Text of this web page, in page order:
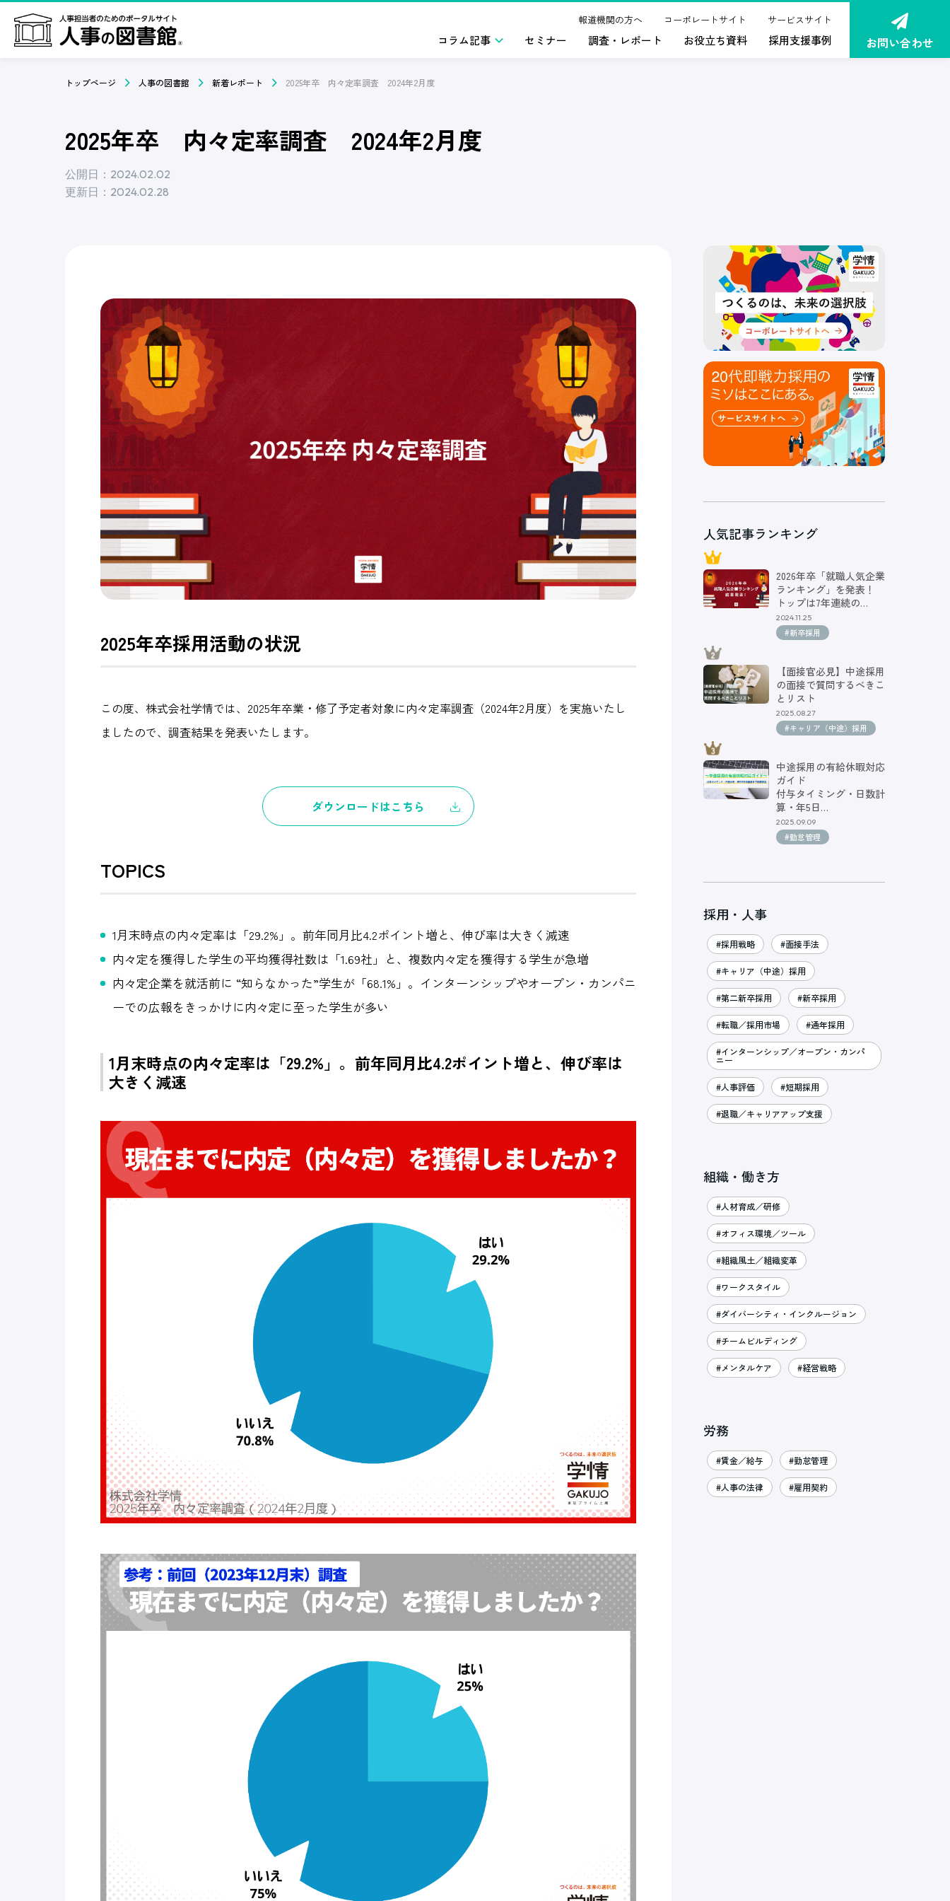
報道機関の方へ コーポレートサイト サービスサイト
コラム記事 セミナー 調査・レポート お役立ち資料 採用支援事例 お問い合わせ
トップページ 人事の図書館 新着レポート 2025年卒 内々定率調査 2024年2月度
2025年卒 内々定率調査 2024年2月度
公開日：2024.02.02
更新日：2024.02.28
2025年卒採用活動の状況
この度、株式会社学情では、2025年卒業・修了予定者対象に内々定率調査（2024年2月度）を実施いたし
ましたので、調査結果を発表いたします。
ダウンロードはこちら
TOPICS
1月末時点の内々定率は「29.2%」。前年同月比4.2ポイント増と、伸び率は大きく減速
内々定を獲得した学生の平均獲得社数は「1.69社」と、複数内々定を獲得する学生が急増
内々定企業を就活前に “知らなかった”学生が「68.1%」。インターンシップやオープン・カンパニ
ーでの広報をきっかけに内々定に至った学生が多い
1月末時点の内々定率は「29.2%」。前年同月比4.2ポイント増と、伸び率は
大きく減速
人気記事ランキング
2026年卒「就職人気企業
ランキング」を発表！
トップは7年連続の…
2024.11.25
#新卒採用
【面接官必見】中途採用
の面接で質問するべきこ
とリスト
2025.08.27
#キャリア（中途）採用
中途採用の有給休暇対応
ガイド
付与タイミング・日数計
算・年5日…
2025.09.09
#勤怠管理
採用・人事
#採用戦略 #面接手法
#キャリア（中途）採用
#第二新卒採用 #新卒採用
#転職／採用市場 #通年採用
#インターンシップ／オープン・カンパ
ニー
#人事評価 #短期採用
#退職／キャリアアップ支援
組織・働き方
#人材育成／研修
#オフィス環境／ツール
#組織風土／組織変革
#ワークスタイル
#ダイバーシティ・インクルージョン
#チームビルディング
#メンタルケア #経営戦略
労務
#賃金／給与 #勤怠管理
#人事の法律 #雇用契約